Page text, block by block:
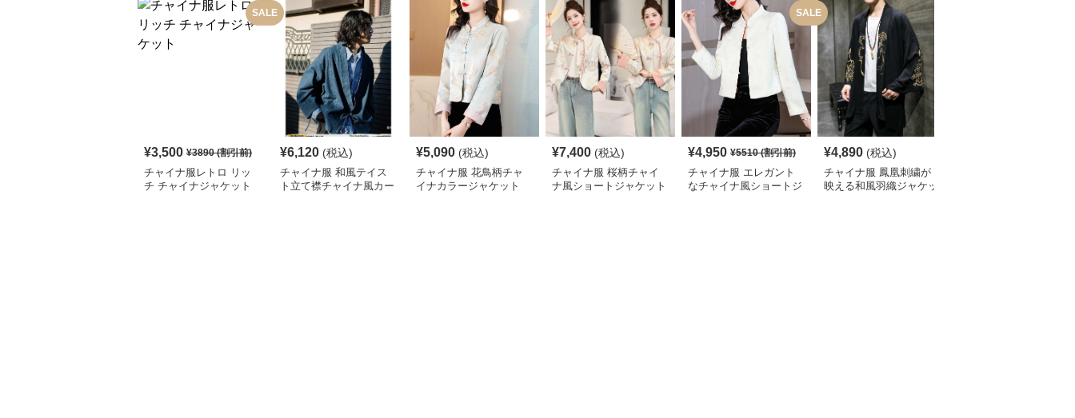
SALE
¥3,500 ¥3890(割引前)
チャイナ服レトロ リッ
チ チャイナジャケット
¥6,120 (税込)
チャイナ服 和風テイス
ト立て襟チャイナ風カー
¥5,090 (税込)
チャイナ服 花鳥柄チャ
イナカラージャケット
¥7,400 (税込)
チャイナ服 桜柄チャイ
ナ風ショートジャケット
SALE
¥4,950 ¥5510(割引前)
チャイナ服 エレガント
なチャイナ風ショートジ
¥4,890 (税込)
チャイナ服 鳳凰刺繍が
映える和風羽織ジャケッ